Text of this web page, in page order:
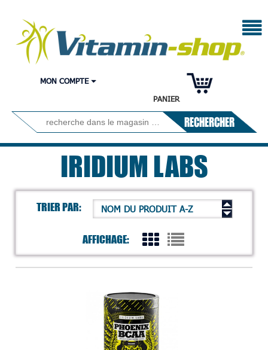
PANIER
MON COMPTE
RECHERCHER
IRIDIUM LABS
TRIER PAR: NOM DU PRODUIT A-Z
AFFICHAGE: